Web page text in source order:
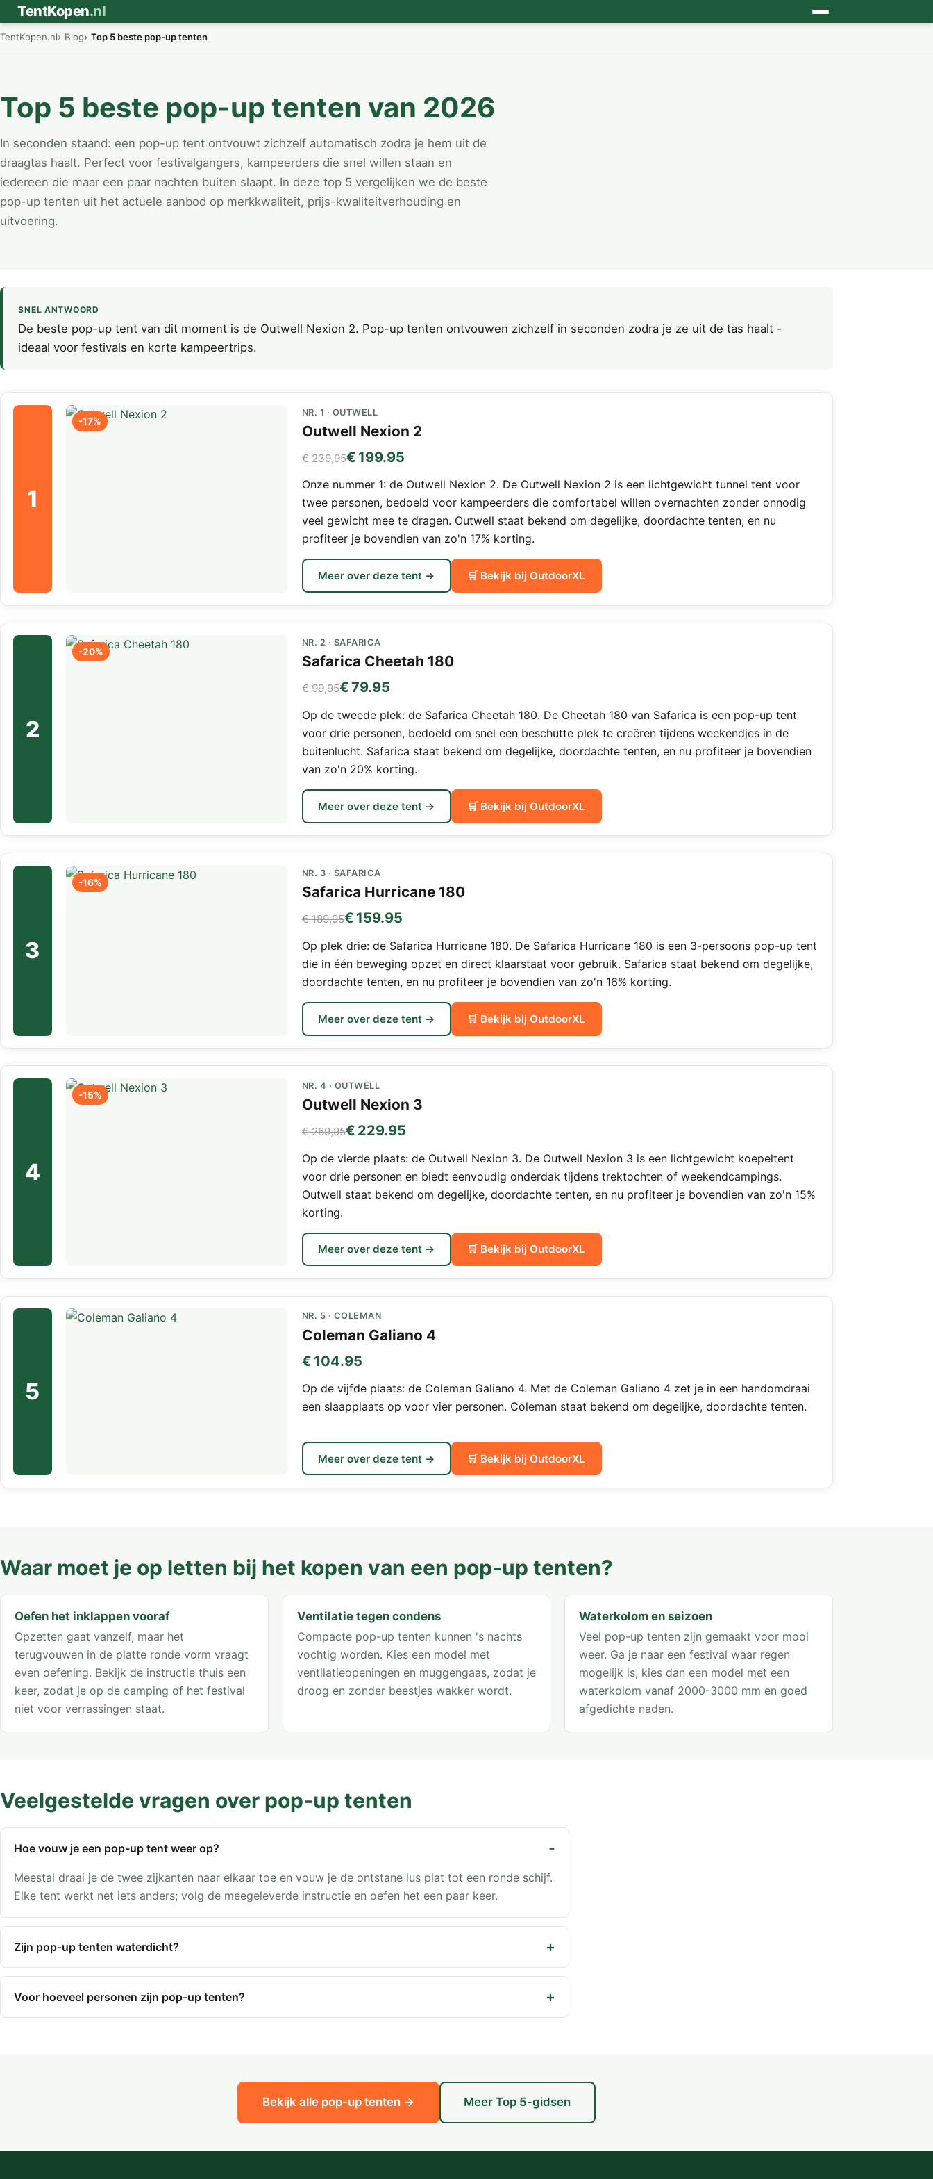
TentKopen.nl
TentKopen.nl Blog Top 5 beste pop-up tenten
Top 5 beste pop-up tenten van 2026
In seconden staand: een pop-up tent ontvouwt zichzelf automatisch zodra je hem uit de
draagtas haalt. Perfect voor festivalgangers, kampeerders die snel willen staan en
iedereen die maar een paar nachten buiten slaapt. In deze top 5 vergelijken we de beste
pop-up tenten uit het actuele aanbod op merkkwaliteit, prijs-kwaliteitverhouding en
uitvoering.
SNEL ANTWOORD
De beste pop-up tent van dit moment is de Outwell Nexion 2. Pop-up tenten ontvouwen zichzelf in seconden zodra je ze uit de tas haalt -
ideaal voor festivals en korte kampeertrips.
1
-17%
NR. 1 · OUTWELL
Outwell Nexion 2
€ 239,95€ 199.95
Onze nummer 1: de Outwell Nexion 2. De Outwell Nexion 2 is een lichtgewicht tunnel tent voor
twee personen, bedoeld voor kampeerders die comfortabel willen overnachten zonder onnodig
veel gewicht mee te dragen. Outwell staat bekend om degelijke, doordachte tenten, en nu
profiteer je bovendien van zo'n 17% korting.
Meer over deze tent → 🛒 Bekijk bij OutdoorXL
2
-20%
NR. 2 · SAFARICA
Safarica Cheetah 180
€ 99,95€ 79.95
Op de tweede plek: de Safarica Cheetah 180. De Cheetah 180 van Safarica is een pop-up tent
voor drie personen, bedoeld om snel een beschutte plek te creëren tijdens weekendjes in de
buitenlucht. Safarica staat bekend om degelijke, doordachte tenten, en nu profiteer je bovendien
van zo'n 20% korting.
Meer over deze tent → 🛒 Bekijk bij OutdoorXL
3
-16%
NR. 3 · SAFARICA
Safarica Hurricane 180
€ 189,95€ 159.95
Op plek drie: de Safarica Hurricane 180. De Safarica Hurricane 180 is een 3-persoons pop-up tent
die in één beweging opzet en direct klaarstaat voor gebruik. Safarica staat bekend om degelijke,
doordachte tenten, en nu profiteer je bovendien van zo'n 16% korting.
Meer over deze tent → 🛒 Bekijk bij OutdoorXL
4
-15%
NR. 4 · OUTWELL
Outwell Nexion 3
€ 269,95€ 229.95
Op de vierde plaats: de Outwell Nexion 3. De Outwell Nexion 3 is een lichtgewicht koepeltent
voor drie personen en biedt eenvoudig onderdak tijdens trektochten of weekendcampings.
Outwell staat bekend om degelijke, doordachte tenten, en nu profiteer je bovendien van zo'n 15%
korting.
Meer over deze tent → 🛒 Bekijk bij OutdoorXL
5
NR. 5 · COLEMAN
Coleman Galiano 4
€ 104.95
Op de vijfde plaats: de Coleman Galiano 4. Met de Coleman Galiano 4 zet je in een handomdraai
een slaapplaats op voor vier personen. Coleman staat bekend om degelijke, doordachte tenten.
Meer over deze tent → 🛒 Bekijk bij OutdoorXL
Waar moet je op letten bij het kopen van een pop-up tenten?
Oefen het inklappen vooraf
Opzetten gaat vanzelf, maar het
terugvouwen in de platte ronde vorm vraagt
even oefening. Bekijk de instructie thuis een
keer, zodat je op de camping of het festival
niet voor verrassingen staat.
Ventilatie tegen condens
Compacte pop-up tenten kunnen 's nachts
vochtig worden. Kies een model met
ventilatieopeningen en muggengaas, zodat je
droog en zonder beestjes wakker wordt.
Waterkolom en seizoen
Veel pop-up tenten zijn gemaakt voor mooi
weer. Ga je naar een festival waar regen
mogelijk is, kies dan een model met een
waterkolom vanaf 2000-3000 mm en goed
afgedichte naden.
Veelgestelde vragen over pop-up tenten
Hoe vouw je een pop-up tent weer op?
Meestal draai je de twee zijkanten naar elkaar toe en vouw je de ontstane lus plat tot een ronde schijf.
Elke tent werkt net iets anders; volg de meegeleverde instructie en oefen het een paar keer.
Zijn pop-up tenten waterdicht?
Voor hoeveel personen zijn pop-up tenten?
Bekijk alle pop-up tenten → Meer Top 5-gidsen